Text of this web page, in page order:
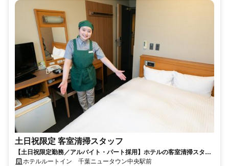
土日祝限定 客室清掃スタッフ
【土日祝限定勤務／アルバイト・パート採用】ホテルの客室清掃スタッ
フ／未経験歓迎！学生・主婦活躍中
ホテルルートイン 千葉ニュータウン中央駅前